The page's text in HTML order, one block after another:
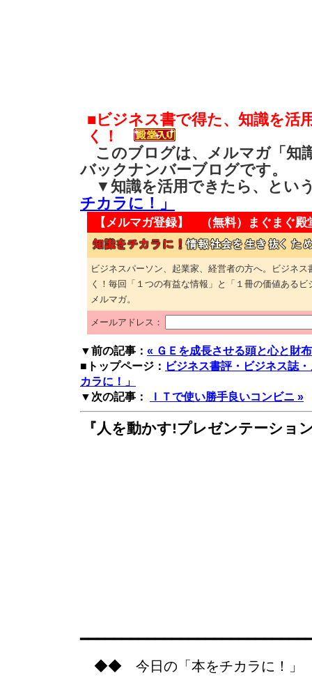
■ビジネス書で得た、知識を活
く！
このブログは、メルマガ「知
バックナンバーブログです。
▼知識を活用できたら、と
チカラに！」
【メルマガ登録】 （無料） まぐまぐ殿
ビジネスパーソン、起業家、経営者の方へ。ビジネ
く！毎回「１つの有益な情報」と「１冊の価値ある
メルマガ。
メールアドレス：
▼前の記事： « ＧＥを成長させる頭と心と財布
■トップページ： ビジネス書評・ビジネス誌
カラに！」
▼次の記事：
ＩＴで使い勝手良いコンビニ »
『人を動かす!プレゼンテーショ
◆◆ 今日の「本をチカラに！